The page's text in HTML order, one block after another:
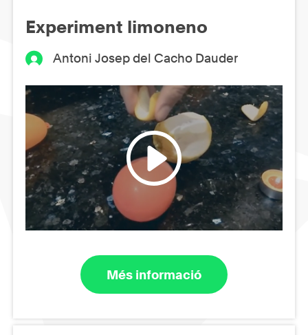
Experiment limoneno
Antoni Josep del Cacho Dauder
Més informació